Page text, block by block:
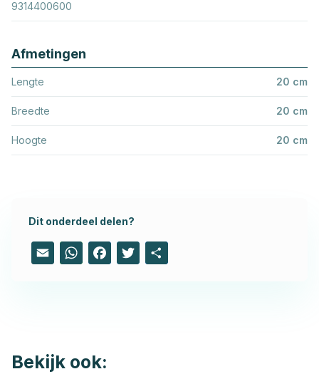
9314400600
Afmetingen
Lengte 20 cm
Breedte 20 cm
Hoogte 20 cm
Dit onderdeel delen?
Email WhatsAppFacebook
Twitter
Bekijk ook: